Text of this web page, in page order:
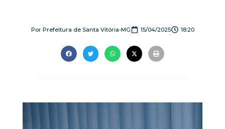
PorPrefeitura de Santa Vitória-MG 15/04/2025 18:20